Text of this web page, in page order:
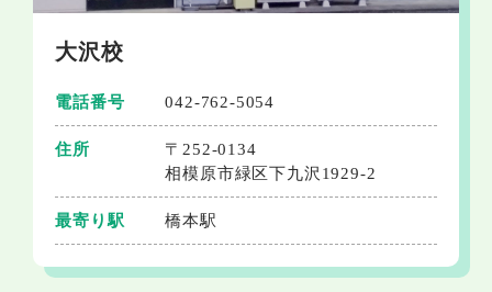
大沢校
電話番号 042-762-5054
住所
〒252-0134
相模原市緑区下九沢1929-2
最寄り駅 橋本駅